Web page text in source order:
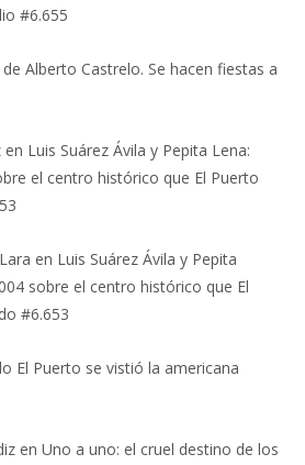
#6.655
Alberto Castrelo. Se hacen fiestas a
en Luis Suárez Ávila y Pepita Lena:
el centro histórico que El Puerto
en Luis Suárez Ávila y Pepita
sobre el centro histórico que El
#6.653
El Puerto se vistió la americana
en Uno a uno: el cruel destino de los